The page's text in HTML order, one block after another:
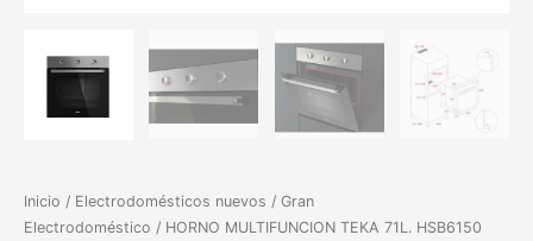
Inicio / Electrodomésticos nuevos / Gran
Electrodoméstico / HORNO MULTIFUNCION TEKA 71L. HSB6150